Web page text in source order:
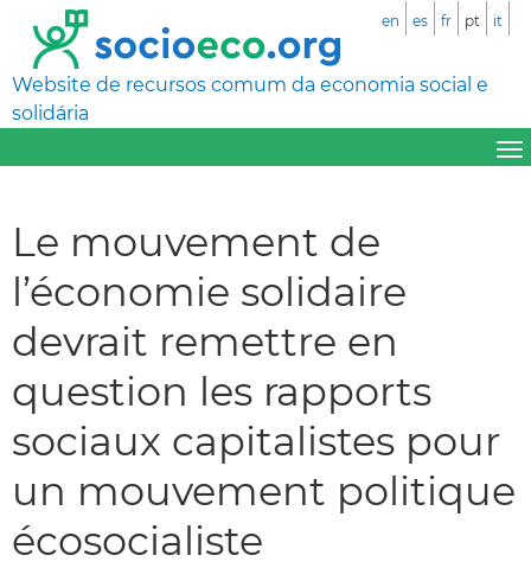
Website de recursos comum da economia social e
solidária
en es fr pt it
Le mouvement de
l’économie solidaire
devrait remettre en
question les rapports
sociaux capitalistes pour
un mouvement politique
écosocialiste